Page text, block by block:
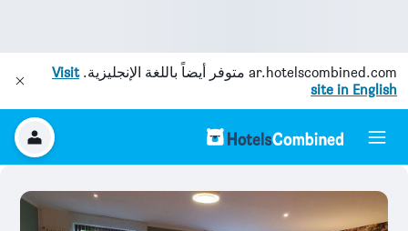
ar.hotelscombined.com متوفر أيضاً باللغة الإنجليزية.Visit
site in English